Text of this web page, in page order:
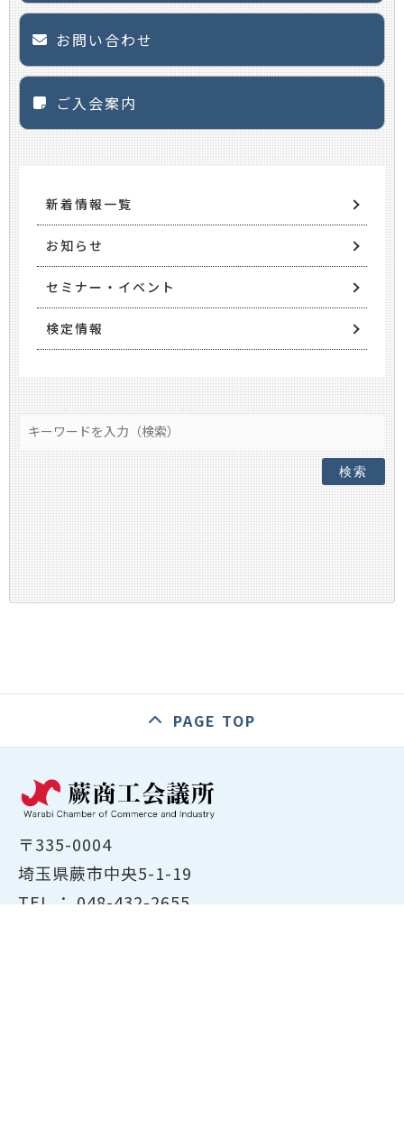
お問い合わせ
ご入会案内
新着情報一覧
お知らせ
セミナー・イベント
検定情報
検索
PAGE TOP
〒335-0004
埼玉県蕨市中央5-1-19
TEL ： 048-432-2655